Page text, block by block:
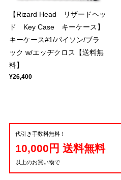
【Rizard Head リザードヘッ
ド Key Case キーケース】
キーケース#1/パイソン/ブラ
ック w/エッヂクロス【送料無
料】
¥26,400
代引き手数料無料！
10,000円 送料無料
以上のお買い物で